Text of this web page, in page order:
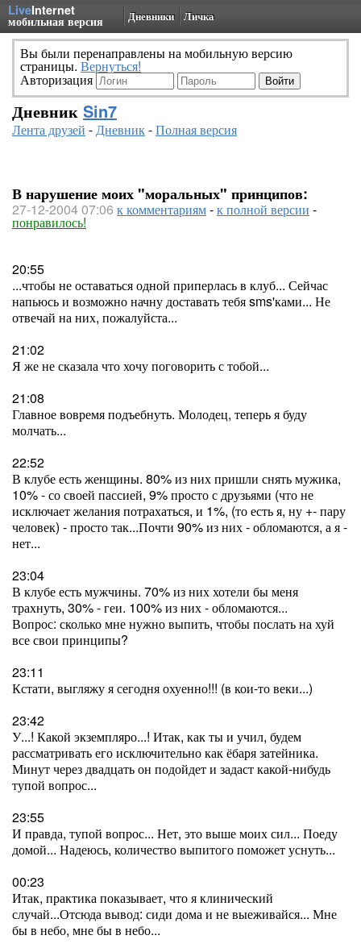
LiveInternet
мобильная версия Дневники Личка
Вы были перенаправлены на мобильную версию
страницы. Вернуться!
Авторизация
Дневник Sin7
Лента друзей -Дневник-Полная версия
В нарушение моих "моральных" принципов:
27-12-2004 07:06 к комментариям-к полной версии -
понравилось!
20:55
...чтобы не оставаться одной приперлась в клуб... Сейчас
напьюсь и возможно начну доставать тебя sms'ками... Не
отвечай на них, пожалуйста...
21:02
Я же не сказала что хочу поговорить с тобой...
21:08
Главное вовремя подъебнуть. Молодец, теперь я буду
молчать...
22:52
В клубе есть женщины. 80% из них пришли снять мужика,
10% - со своей пассией, 9% просто с друзьями (что не
исключает желания потрахаться, и 1%, (то есть я, ну +- пару
человек) - просто так...Почти 90% из них - обломаются, а я -
нет...
23:04
В клубе есть мужчины. 70% из них хотели бы меня
трахнуть, 30% - геи. 100% из них - обломаются...
Вопрос: сколько мне нужно выпить, чтобы послать на хуй
все свои принципы?
23:11
Кстати, выгляжу я сегодня охуенно!!! (в кои-то веки...)
23:42
У...! Какой экземпляро...! Итак, как ты и учил, будем
рассматривать его исключительно как ёбаря затейника.
Минут через двадцать он подойдет и задаст какой-нибудь
тупой вопрос...
23:55
И правда, тупой вопрос... Нет, это выше моих сил... Поеду
домой... Надеюсь, количество выпитого поможет уснуть...
00:23
Итак, практика показывает, что я клинический
случай...Отсюда вывод: сиди дома и не выеживайся... Мне
бы в небо, мне бы в небо...